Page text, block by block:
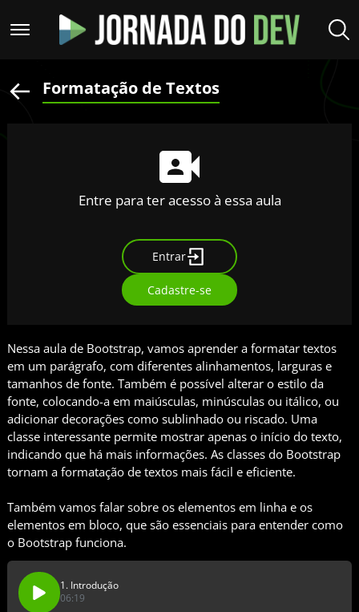
Formatação de Textos
Entre para ter acesso à essa aula
Entrar
Cadastre-se
Nessa aula de Bootstrap, vamos aprender a formatar textos
em um parágrafo, com diferentes alinhamentos, larguras e
tamanhos de fonte. Também é possível alterar o estilo da
fonte, colocando-a em maiúsculas, minúsculas ou itálico, ou
adicionar decorações como sublinhado ou riscado. Uma
classe interessante permite mostrar apenas o início do texto,
indicando que há mais informações. As classes do Bootstrap
tornam a formatação de textos mais fácil e eficiente.
Também vamos falar sobre os elementos em linha e os
elementos em bloco, que são essenciais para entender como
o Bootstrap funciona.
1. Introdução
06:19